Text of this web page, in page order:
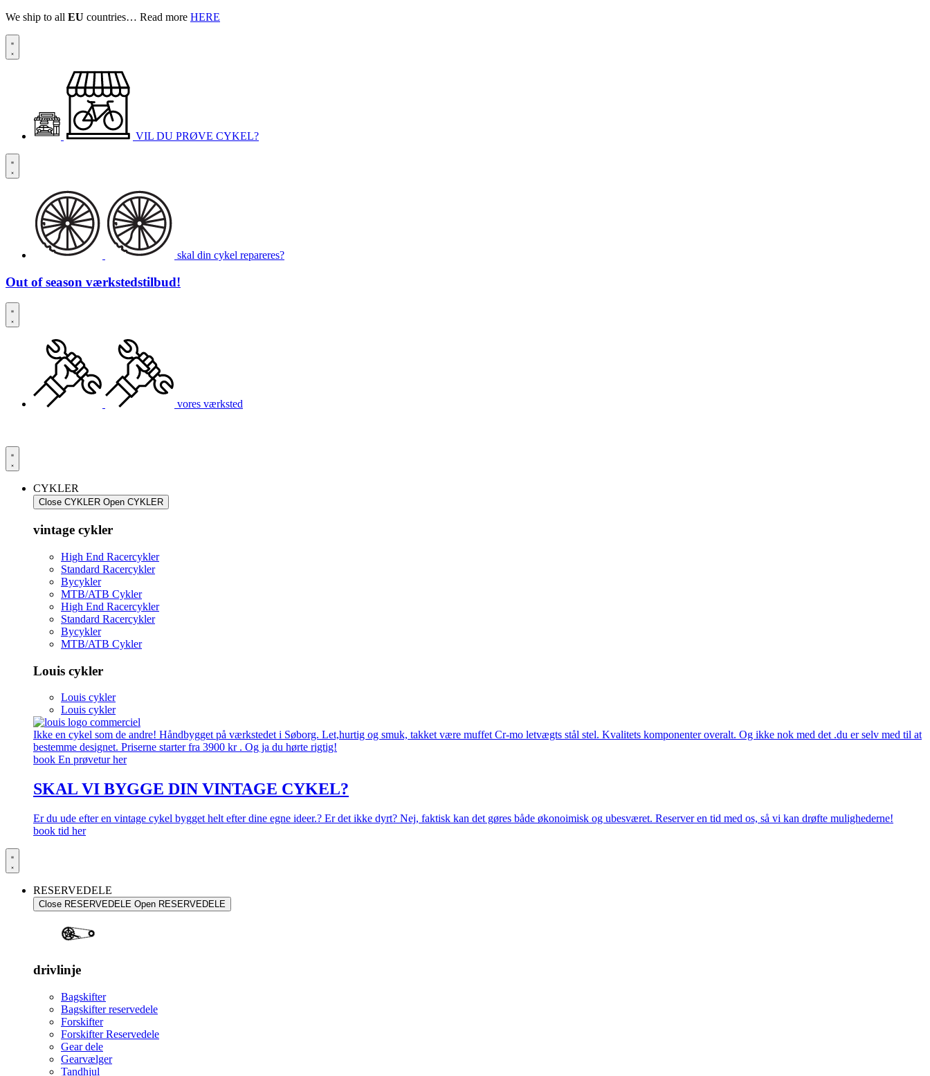
We ship to all EU countries… Read more HERE
VIL DU PRØVE CYKEL?
skal din cykel repareres?
Out of season værkstedstilbud!
vores værksted
CYKLER
Close CYKLER Open CYKLER
vintage cykler
High End Racercykler
Standard Racercykler
Bycykler
MTB/ATB Cykler
High End Racercykler
Standard Racercykler
Bycykler
MTB/ATB Cykler
Louis cykler
Louis cykler
Louis cykler
Ikke en cykel som de andre! Håndbygget på værkstedet i Søborg. Let,hurtig og smuk, takket være muffet Cr-mo letvægts stål stel. Kvalitets komponenter overalt. Og ikke nok med det .du er selv med til at
bestemme designet. Priserne starter fra 3900 kr . Og ja du hørte rigtig!
book En prøvetur her
SKAL VI BYGGE DIN VINTAGE CYKEL?
Er du ude efter en vintage cykel bygget helt efter dine egne ideer.? Er det ikke dyrt? Nej, faktisk kan det gøres både økonoimisk og ubesværet. Reserver en tid med os, så vi kan drøfte mulighederne!
book tid her
RESERVEDELE
Close RESERVEDELE Open RESERVEDELE
drivlinje
Bagskifter
Bagskifter reservedele
Forskifter
Forskifter Reservedele
Gear dele
Gearvælger
Tandhjul